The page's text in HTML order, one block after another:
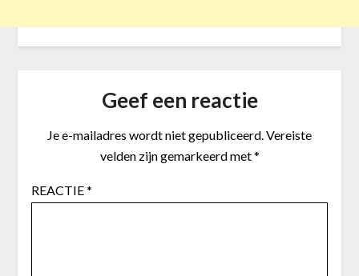
Geef een reactie
Je e-mailadres wordt niet gepubliceerd.Vereiste
velden zijn gemarkeerd met*
REACTIE*